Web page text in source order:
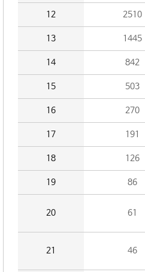
12 2510
13 1445
14 842
15 503
16 270
17 191
18 126
19 86
20 61
21 46